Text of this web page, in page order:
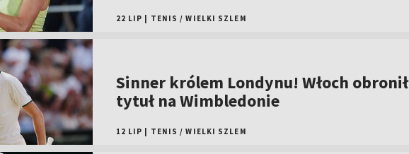
22 LIP TENIS / WIELKI SZLEM
Sinner królem Londynu! Włoch obronił
tytuł na Wimbledonie
12 LIP TENIS / WIELKI SZLEM